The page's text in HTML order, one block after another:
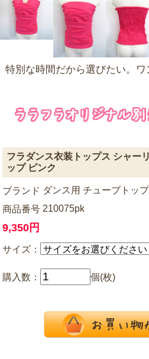
特別な時間だから選びたい。
フラダンス衣装トップス シャー
ップ ピンク
ブランド ダンス用 チューブトップ
商品番号210075pk
9,350円
サイズ：
購入数： 個(枚)